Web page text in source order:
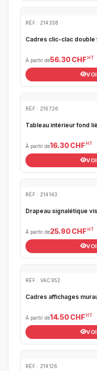
RÉF : 214338
Cadres clic-clac double
À partir de56.30 CHF HT
RÉF : 216726
Tableau intérieur fond
À partir de16.30 CHF HT
RÉF : 214143
Drapeau signalétique
À partir de25.90 CHF HT
RÉF : VAC952
Cadres affichages
À partir de14.50 CHF HT
RÉF : 214126